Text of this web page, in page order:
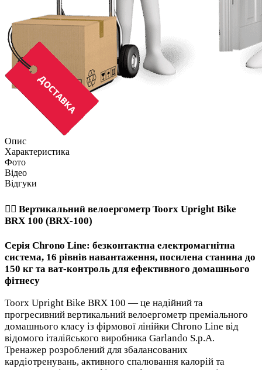
Опис
Характеристика
Фото
Відео
Відгуки
🚴‍♂️ Вертикальний велоергометр Toorx Upright Bike
BRX 100 (BRX-100)
Серія Chrono Line: безконтактна електромагнітна
система, 16 рівнів навантаження, посилена станина до
150 кг та ват-контроль для ефективного домашнього
фітнесу
Toorx Upright Bike BRX 100 — це надійний та
прогресивний вертикальний велоергометр преміального
домашнього класу із фірмової лінійки Chrono Line від
відомого італійського виробника Garlando S.p.A.
Тренажер розроблений для збалансованих
кардіотренувань, активного спалювання калорій та